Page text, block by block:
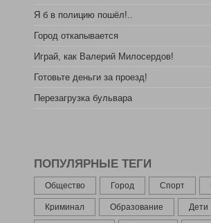
Я б в полицию пошёл!..
Город откапывается
Играй, как Валерий Милосердов!
Готовьте деньги за проезд!
Перезагрузка бульвара
ПОПУЛЯРНЫЕ ТЕГИ
Общество Город Спорт
Криминал Образование Дети